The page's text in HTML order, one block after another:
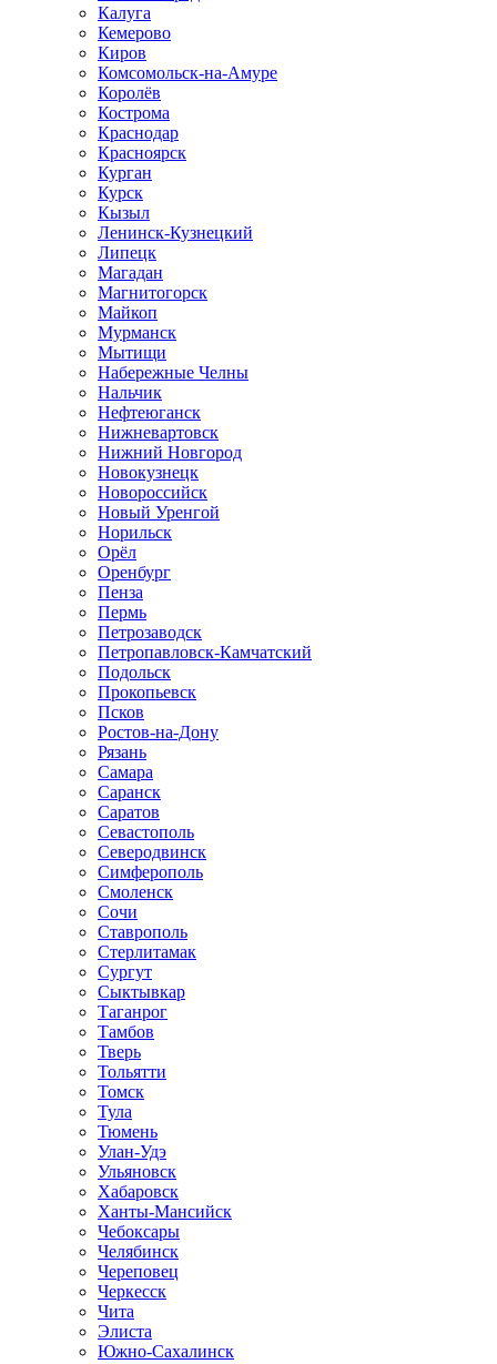
Калуга
Кемерово
Киров
Комсомольск-на-Амуре
Королёв
Кострома
Краснодар
Красноярск
Курган
Курск
Кызыл
Ленинск-Кузнецкий
Липецк
Магадан
Магнитогорск
Майкоп
Мурманск
Мытищи
Набережные Челны
Нальчик
Нефтеюганск
Нижневартовск
Нижний Новгород
Новокузнецк
Новороссийск
Новый Уренгой
Норильск
Орёл
Оренбург
Пенза
Пермь
Петрозаводск
Петропавловск-Камчатский
Подольск
Прокопьевск
Псков
Ростов-на-Дону
Рязань
Самара
Саранск
Саратов
Севастополь
Северодвинск
Симферополь
Смоленск
Сочи
Ставрополь
Стерлитамак
Сургут
Сыктывкар
Таганрог
Тамбов
Тверь
Тольятти
Томск
Тула
Тюмень
Улан-Удэ
Ульяновск
Хабаровск
Ханты-Мансийск
Чебоксары
Челябинск
Череповец
Черкесск
Чита
Элиста
Южно-Сахалинск